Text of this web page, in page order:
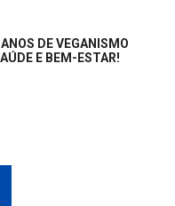
DE VEGANISMO
E BEM-ESTAR!